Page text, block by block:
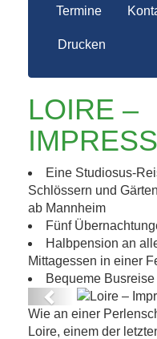
Termine
Drucken
LOIRE –
Eine Studiosus-
Schlössern und
ab Mannheim
Fünf
Halbpension an
Mittagessen in einer
Bequeme
Loire
Previous
Wie an einer
Loire, einem der